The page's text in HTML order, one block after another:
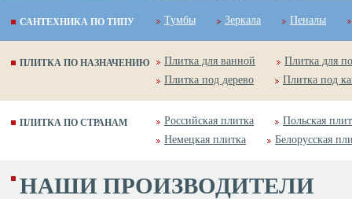
САНТЕХНИКА ПО ТИПУ Тумбы Зеркала Пеналы
ПЛИТКА ПО НАЗНАЧЕНИЮ Плитка для ванной
Плитка для
Плитка под дерево
Плитка под
ПЛИТКА ПО СТРАНАМ Российская плитка
Польская
Немецкая плитка
Белорусская
НАШИ ПРОИЗВОДИТЕЛИ